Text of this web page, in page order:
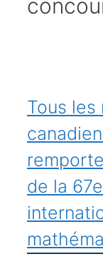
Tous les
de la